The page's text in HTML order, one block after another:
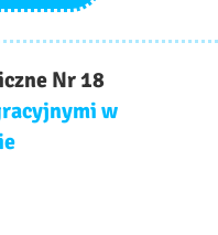
Nr 18
w